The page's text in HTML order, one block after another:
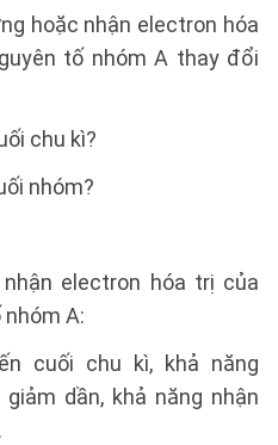
hoặc nhận electron hóa
tố nhóm A thay đổi
chu kì?
nhóm?
electron hóa trị của
A:
cuối chu kì, khả năng
dần, khả năng nhận